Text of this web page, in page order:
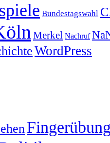
Bundestagswahl
Merkel Nachruf
WordPress